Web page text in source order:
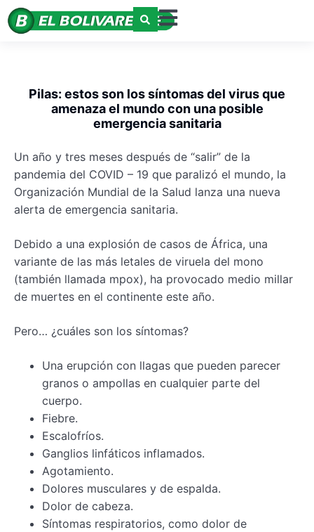
Pilas: estos son los síntomas del virus que
amenaza el mundo con una posible
emergencia sanitaria
Un año y tres meses después de “salir” de la
pandemia del COVID – 19 que paralizó el mundo, la
Organización Mundial de la Salud lanza una nueva
alerta de emergencia sanitaria.
Debido a una explosión de casos de África, una
variante de las más letales de viruela del mono
(también llamada mpox), ha provocado medio millar
de muertes en el continente este año.
Pero… ¿cuáles son los síntomas?
Una erupción con llagas que pueden parecer
granos o ampollas en cualquier parte del
cuerpo.
Fiebre.
Escalofríos.
Ganglios linfáticos inflamados.
Agotamiento.
Dolores musculares y de espalda.
Dolor de cabeza.
Síntomas respiratorios, como dolor de